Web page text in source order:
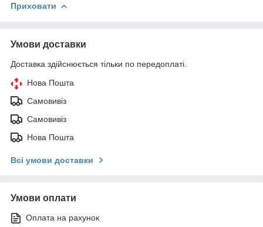
Приховати
Умови доставки
Доставка здійснюється тільки по передоплаті.
Нова Пошта
Самовивіз
Самовивіз
Нова Пошта
Всі умови доставки
Умови оплати
Оплата на рахунок